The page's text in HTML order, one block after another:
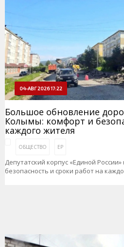
04-АВГ 2026 17:22
Большое обновление
Колымы: комфорт и
каждого жителя
ОБЩЕСТВО ЕР
Депутатский корпус «Единой
безопасность и сроки работ на